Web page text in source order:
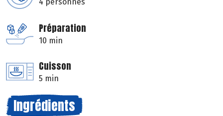
Préparation
10 min
Cuisson
5 min
Ingrédients